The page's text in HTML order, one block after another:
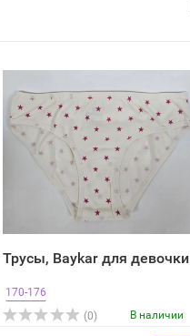
Трусы, Baykar для девочки
170-176
(0)
В наличии